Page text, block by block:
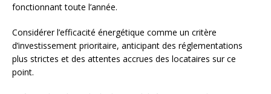
fonctionnant toute l’année.
Considérer l’efficacité énergétique comme un critère
d’investissement prioritaire, anticipant des réglementations
plus strictes et des attentes accrues des locataires sur ce
point.